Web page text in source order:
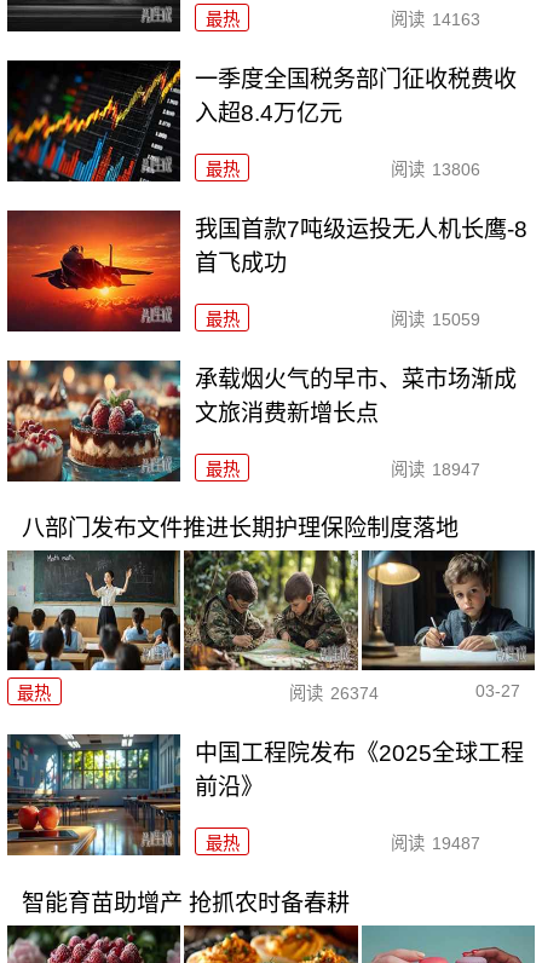
最热 阅读 14163
一季度全国税务部门征收税费收
入超8.4万亿元
最热 阅读 13806
我国首款7吨级运投无人机长鹰-8
首飞成功
最热 阅读 15059
承载烟火气的早市、菜市场渐成
文旅消费新增长点
最热 阅读 18947
八部门发布文件推进长期护理保险制度落地
最热 阅读 26374 03-27
中国工程院发布《2025全球工程
前沿》
最热 阅读 19487
智能育苗助增产 抢抓农时备春耕